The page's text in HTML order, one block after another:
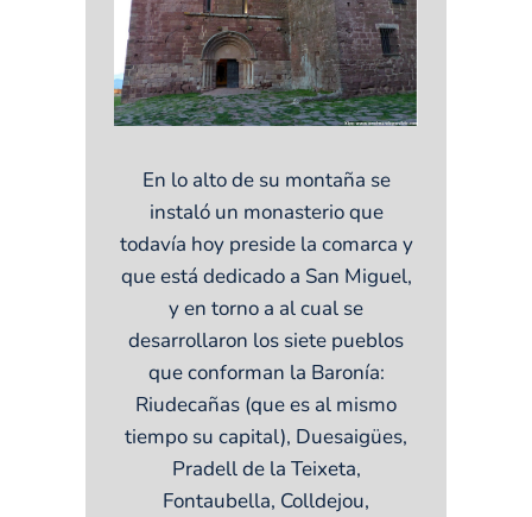
En lo alto de su montaña se
instaló un monasterio que
todavía hoy preside la comarca y
que está dedicado a San Miguel,
y en torno a al cual se
desarrollaron los siete pueblos
que conforman la Baronía:
Riudecañas (que es al mismo
tiempo su capital), Duesaigües,
Pradell de la Teixeta,
Fontaubella, Colldejou,